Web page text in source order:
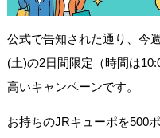
公式で告知された通り、今
(土)の2日間限定（時間は
高いキャンペーンです。
お持ちのJRキューポを500